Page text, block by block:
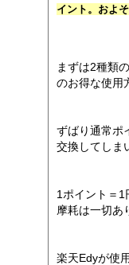
イント。およそ
まずは2種類
のお得な使用
ずばり通常ポ
交換してしま
1ポイント＝1
摩耗は一切あ
楽天Edyが使